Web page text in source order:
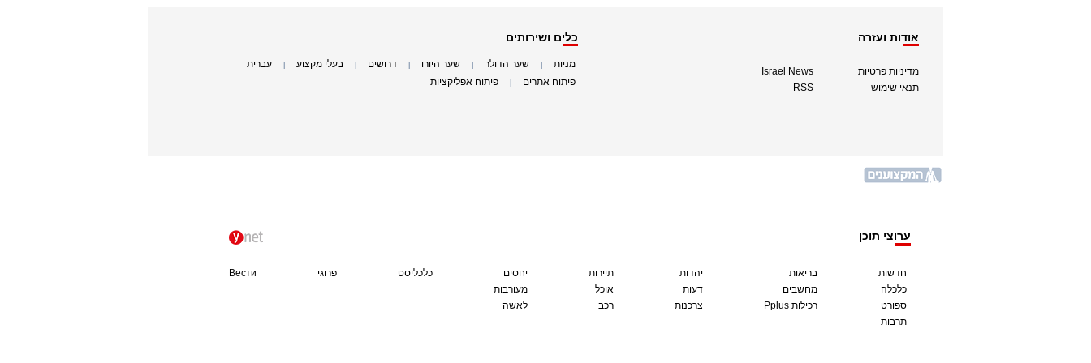
אודות ועזרה
מדיניות פרטיות
תנאי שימוש
Israel News
RSS
כלים ושירותים
מניות שער הדולר שער היורו דרושים בעלי מקצוע עברית
פיתוח אתרים פיתוח אפליקציות
ערוצי תוכן
חדשות
כלכלה
ספורט
תרבות
בריאות
מחשבים
Pplus רכילות
יהדות
דעות
צרכנות
תיירות
אוכל
רכב
יחסים
מעורבות
לאשה
כלכליסט פרוגי Вести